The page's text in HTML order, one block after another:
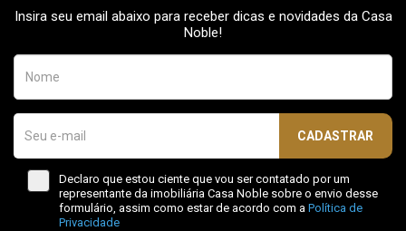
Insira seu email abaixo para receber dicas e novidades da Casa
Noble!
CADASTRAR
Declaro que estou ciente que vou ser contatado por um
representante da imobiliária Casa Noble sobre o envio desse
formulário, assim como estar de acordo com a Política de
Privacidade